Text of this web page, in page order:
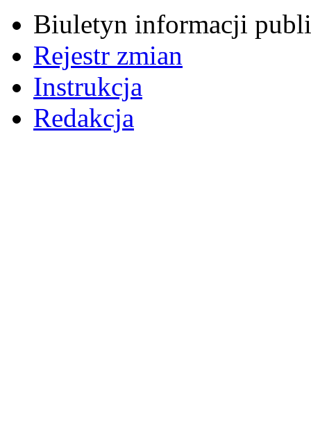
Biuletyn informacji
Rejestr zmian
Instrukcja
Redakcja